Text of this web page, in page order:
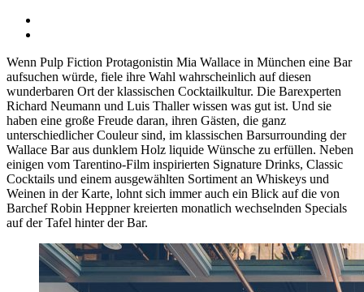
Wenn Pulp Fiction Protagonistin Mia Wallace in München eine Bar
aufsuchen würde, fiele ihre Wahl wahrscheinlich auf diesen
wunderbaren Ort der klassischen Cocktailkultur. Die Barexperten
Richard Neumann und Luis Thaller wissen was gut ist. Und sie
haben eine große Freude daran, ihren Gästen, die ganz
unterschiedlicher Couleur sind, im klassischen Barsurrounding der
Wallace Bar aus dunklem Holz liquide Wünsche zu erfüllen. Neben
einigen vom Tarentino-Film inspirierten Signature Drinks, Classic
Cocktails und einem ausgewählten Sortiment an Whiskeys und
Weinen in der Karte, lohnt sich immer auch ein Blick auf die von
Barchef Robin Heppner kreierten monatlich wechselnden Specials
auf der Tafel hinter der Bar.